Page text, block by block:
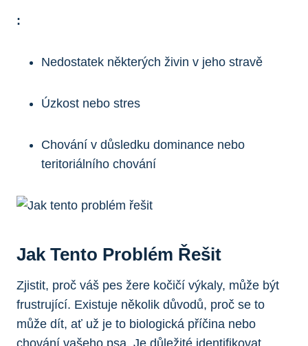
:
Nedostatek některých živin v jeho stravě
Úzkost nebo stres
Chování v důsledku dominance nebo
teritoriálního chování
Jak Tento Problém Řešit
Zjistit, proč váš pes žere kočičí výkaly, může být
frustrující. Existuje několik důvodů, proč se to
může dít, ať už je to biologická příčina nebo
chování vašeho psa. Je důležité identifikovat